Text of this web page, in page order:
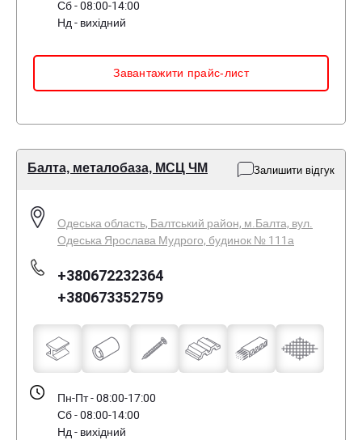
Сб - 08:00-14:00
Нд - вихідний
Завантажити прайс-лист
Балта, металобаза, МСЦ ЧМ Залишити відгук
Одеська область, Балтський район, м.Балта, вул.
Одеська Ярослава Мудрого, будинок № 111а
+380672232364
+380673352759
Пн-Пт - 08:00-17:00
Сб - 08:00-14:00
Нд - вихідний